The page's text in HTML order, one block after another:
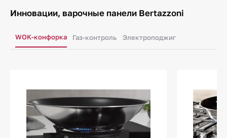
Инновации, варочные панели Bertazzoni
WOK-конфорка Газ-контроль Электроподжиг